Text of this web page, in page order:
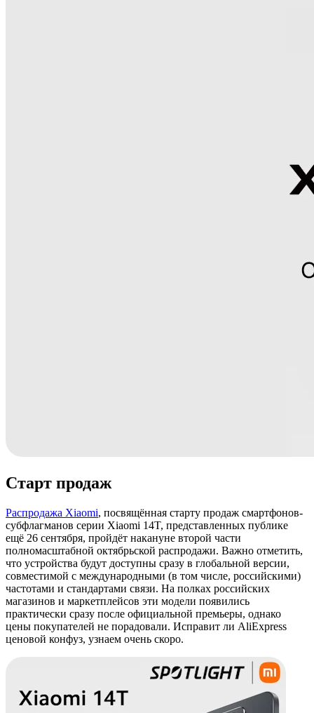
Старт продаж
Распродажа Xiaomi, посвящённая старту продаж смартфонов-
субфлагманов серии Xiaomi 14T, представленных публике
ещё 26 сентября, пройдёт накануне второй части
полномасштабной октябрьской распродажи. Важно отметить,
что устройства будут доступны сразу в глобальной версии,
совместимой с международными (в том числе, российскими)
частотами и стандартами связи. На полках российских
магазинов и маркетплейсов эти модели появились
практически сразу после официальной премьеры, однако
цены покупателей не порадовали. Исправит ли AliExpress
ценовой конфуз, узнаем очень скоро.